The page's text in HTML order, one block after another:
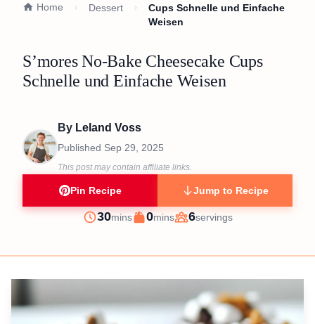
Home Dessert
Cups Schnelle und Einfache
Weisen
S’mores No-Bake Cheesecake Cups
Schnelle und Einfache Weisen
By Leland Voss
Published Sep 29, 2025
This post may contain affiliate links.
Pin Recipe Jump to Recipe
Prep
30minutes
mins
Cook
0minutes
mins
Servings
6servings